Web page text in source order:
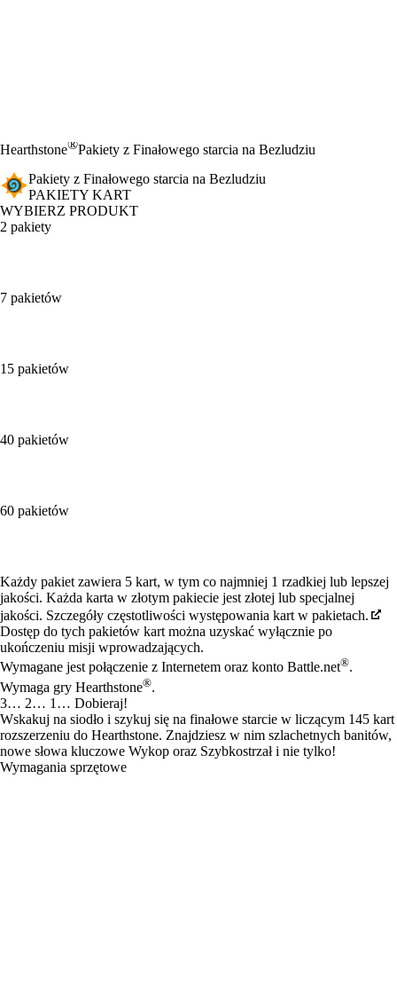
Hearthstone®Pakiety z Finałowego starcia na Bezludziu
Pakiety z Finałowego starcia na Bezludziu
PAKIETY KART
WYBIERZ PRODUKT
2 pakiety
7 pakietów
15 pakietów
40 pakietów
60 pakietów
Available actions
Każdy pakiet zawiera 5 kart, w tym co najmniej 1 rzadkiej lub lepszej
jakości. Każda karta w złotym pakiecie jest złotej lub specjalnej
jakości. Szczegóły częstotliwości występowania kart w pakietach.
Dostęp do tych pakietów kart można uzyskać wyłącznie po
ukończeniu misji wprowadzających.
Wymagane jest połączenie z Internetem oraz konto Battle.net®.
Wymaga gry Hearthstone®.
3… 2… 1… Dobieraj!
Wskakuj na siodło i szykuj się na finałowe starcie w liczącym 145 kart
rozszerzeniu do Hearthstone. Znajdziesz w nim szlachetnych banitów,
nowe słowa kluczowe Wykop oraz Szybkostrzał i nie tylko!
Wymagania sprzętowe